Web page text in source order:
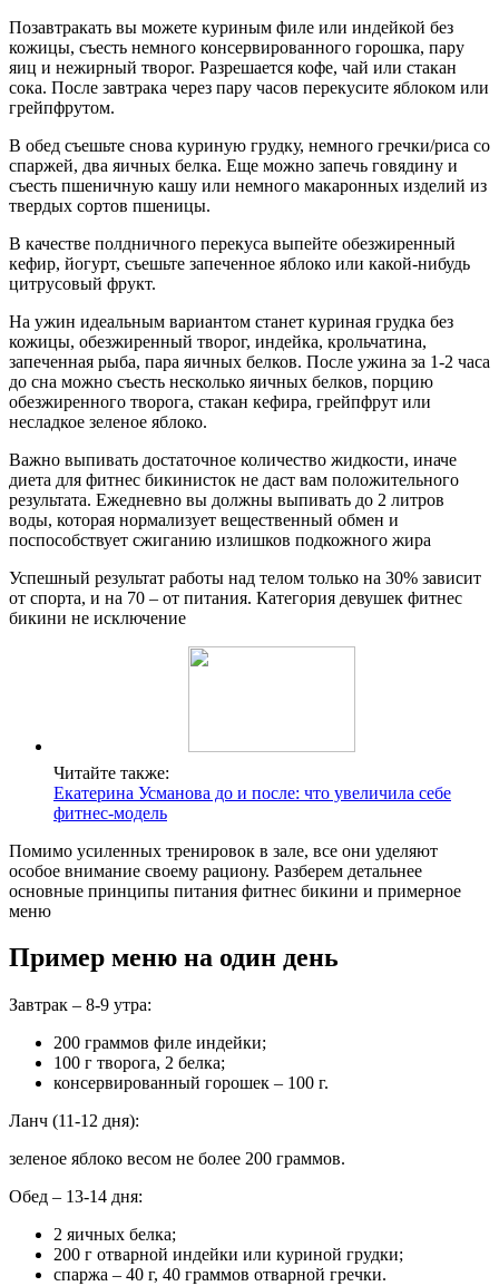
Позавтракать вы можете куриным филе или индейкой без
кожицы, съесть немного консервированного горошка, пару
яиц и нежирный творог. Разрешается кофе, чай или стакан
сока. После завтрака через пару часов перекусите яблоком или
грейпфрутом.
В обед съешьте снова куриную грудку, немного гречки/риса со
спаржей, два яичных белка. Еще можно запечь говядину и
съесть пшеничную кашу или немного макаронных изделий из
твердых сортов пшеницы.
В качестве полдничного перекуса выпейте обезжиренный
кефир, йогурт, съешьте запеченное яблоко или какой-нибудь
цитрусовый фрукт.
На ужин идеальным вариантом станет куриная грудка без
кожицы, обезжиренный творог, индейка, крольчатина,
запеченная рыба, пара яичных белков. После ужина за 1-2 часа
до сна можно съесть несколько яичных белков, порцию
обезжиренного творога, стакан кефира, грейпфрут или
несладкое зеленое яблоко.
Важно выпивать достаточное количество жидкости, иначе
диета для фитнес бикинисток не даст вам положительного
результата. Ежедневно вы должны выпивать до 2 литров
воды, которая нормализует вещественный обмен и
поспособствует сжиганию излишков подкожного жира
Успешный результат работы над телом только на 30% зависит
от спорта, и на 70 – от питания. Категория девушек фитнес
бикини не исключение
Читайте также:
Екатерина Усманова до и после: что увеличила себе
фитнес-модель
Помимо усиленных тренировок в зале, все они уделяют
особое внимание своему рациону. Разберем детальнее
основные принципы питания фитнес бикини и примерное
меню
Пример меню на один день
Завтрак – 8-9 утра:
200 граммов филе индейки;
100 г творога, 2 белка;
консервированный горошек – 100 г.
Ланч (11-12 дня):
зеленое яблоко весом не более 200 граммов.
Обед – 13-14 дня:
2 яичных белка;
200 г отварной индейки или куриной грудки;
спаржа – 40 г, 40 граммов отварной гречки.